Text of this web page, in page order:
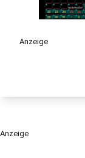
Anzeige
Anzeige